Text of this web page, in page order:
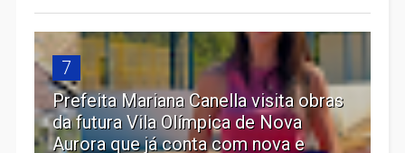
7
Prefeita Mariana Canella visita obras
da futura Vila Olímpica de Nova
Aurora que já conta com nova e